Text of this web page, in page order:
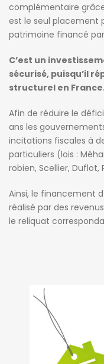
complémentaire
est le seul placement
patrimoine financé
C’est un
sécurisé, puisqu’il
structurel en
Afin de réduire le
ans les
incitations fiscales à
particuliers (lois :
robien, Scellier, Duflot,
Ainsi, le financement
réalisé par des
le reliquat